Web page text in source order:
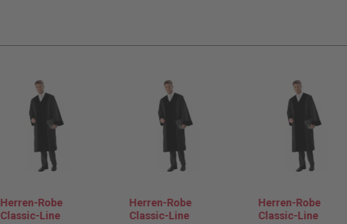
Herren-Robe
Classic-Line
Herren-Robe
Classic-Line
Herren-Robe
Classic-Line